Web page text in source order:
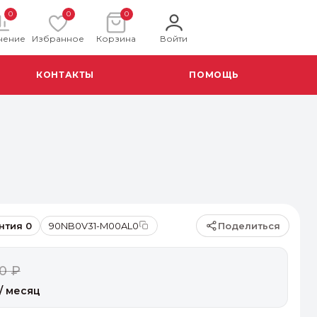
0 0
Избранное
0
Корзина Войти
КОНТАКТЫ ПОМОЩЬ
Поделиться
0 90NB0V31-M00AL0
₽
месяц